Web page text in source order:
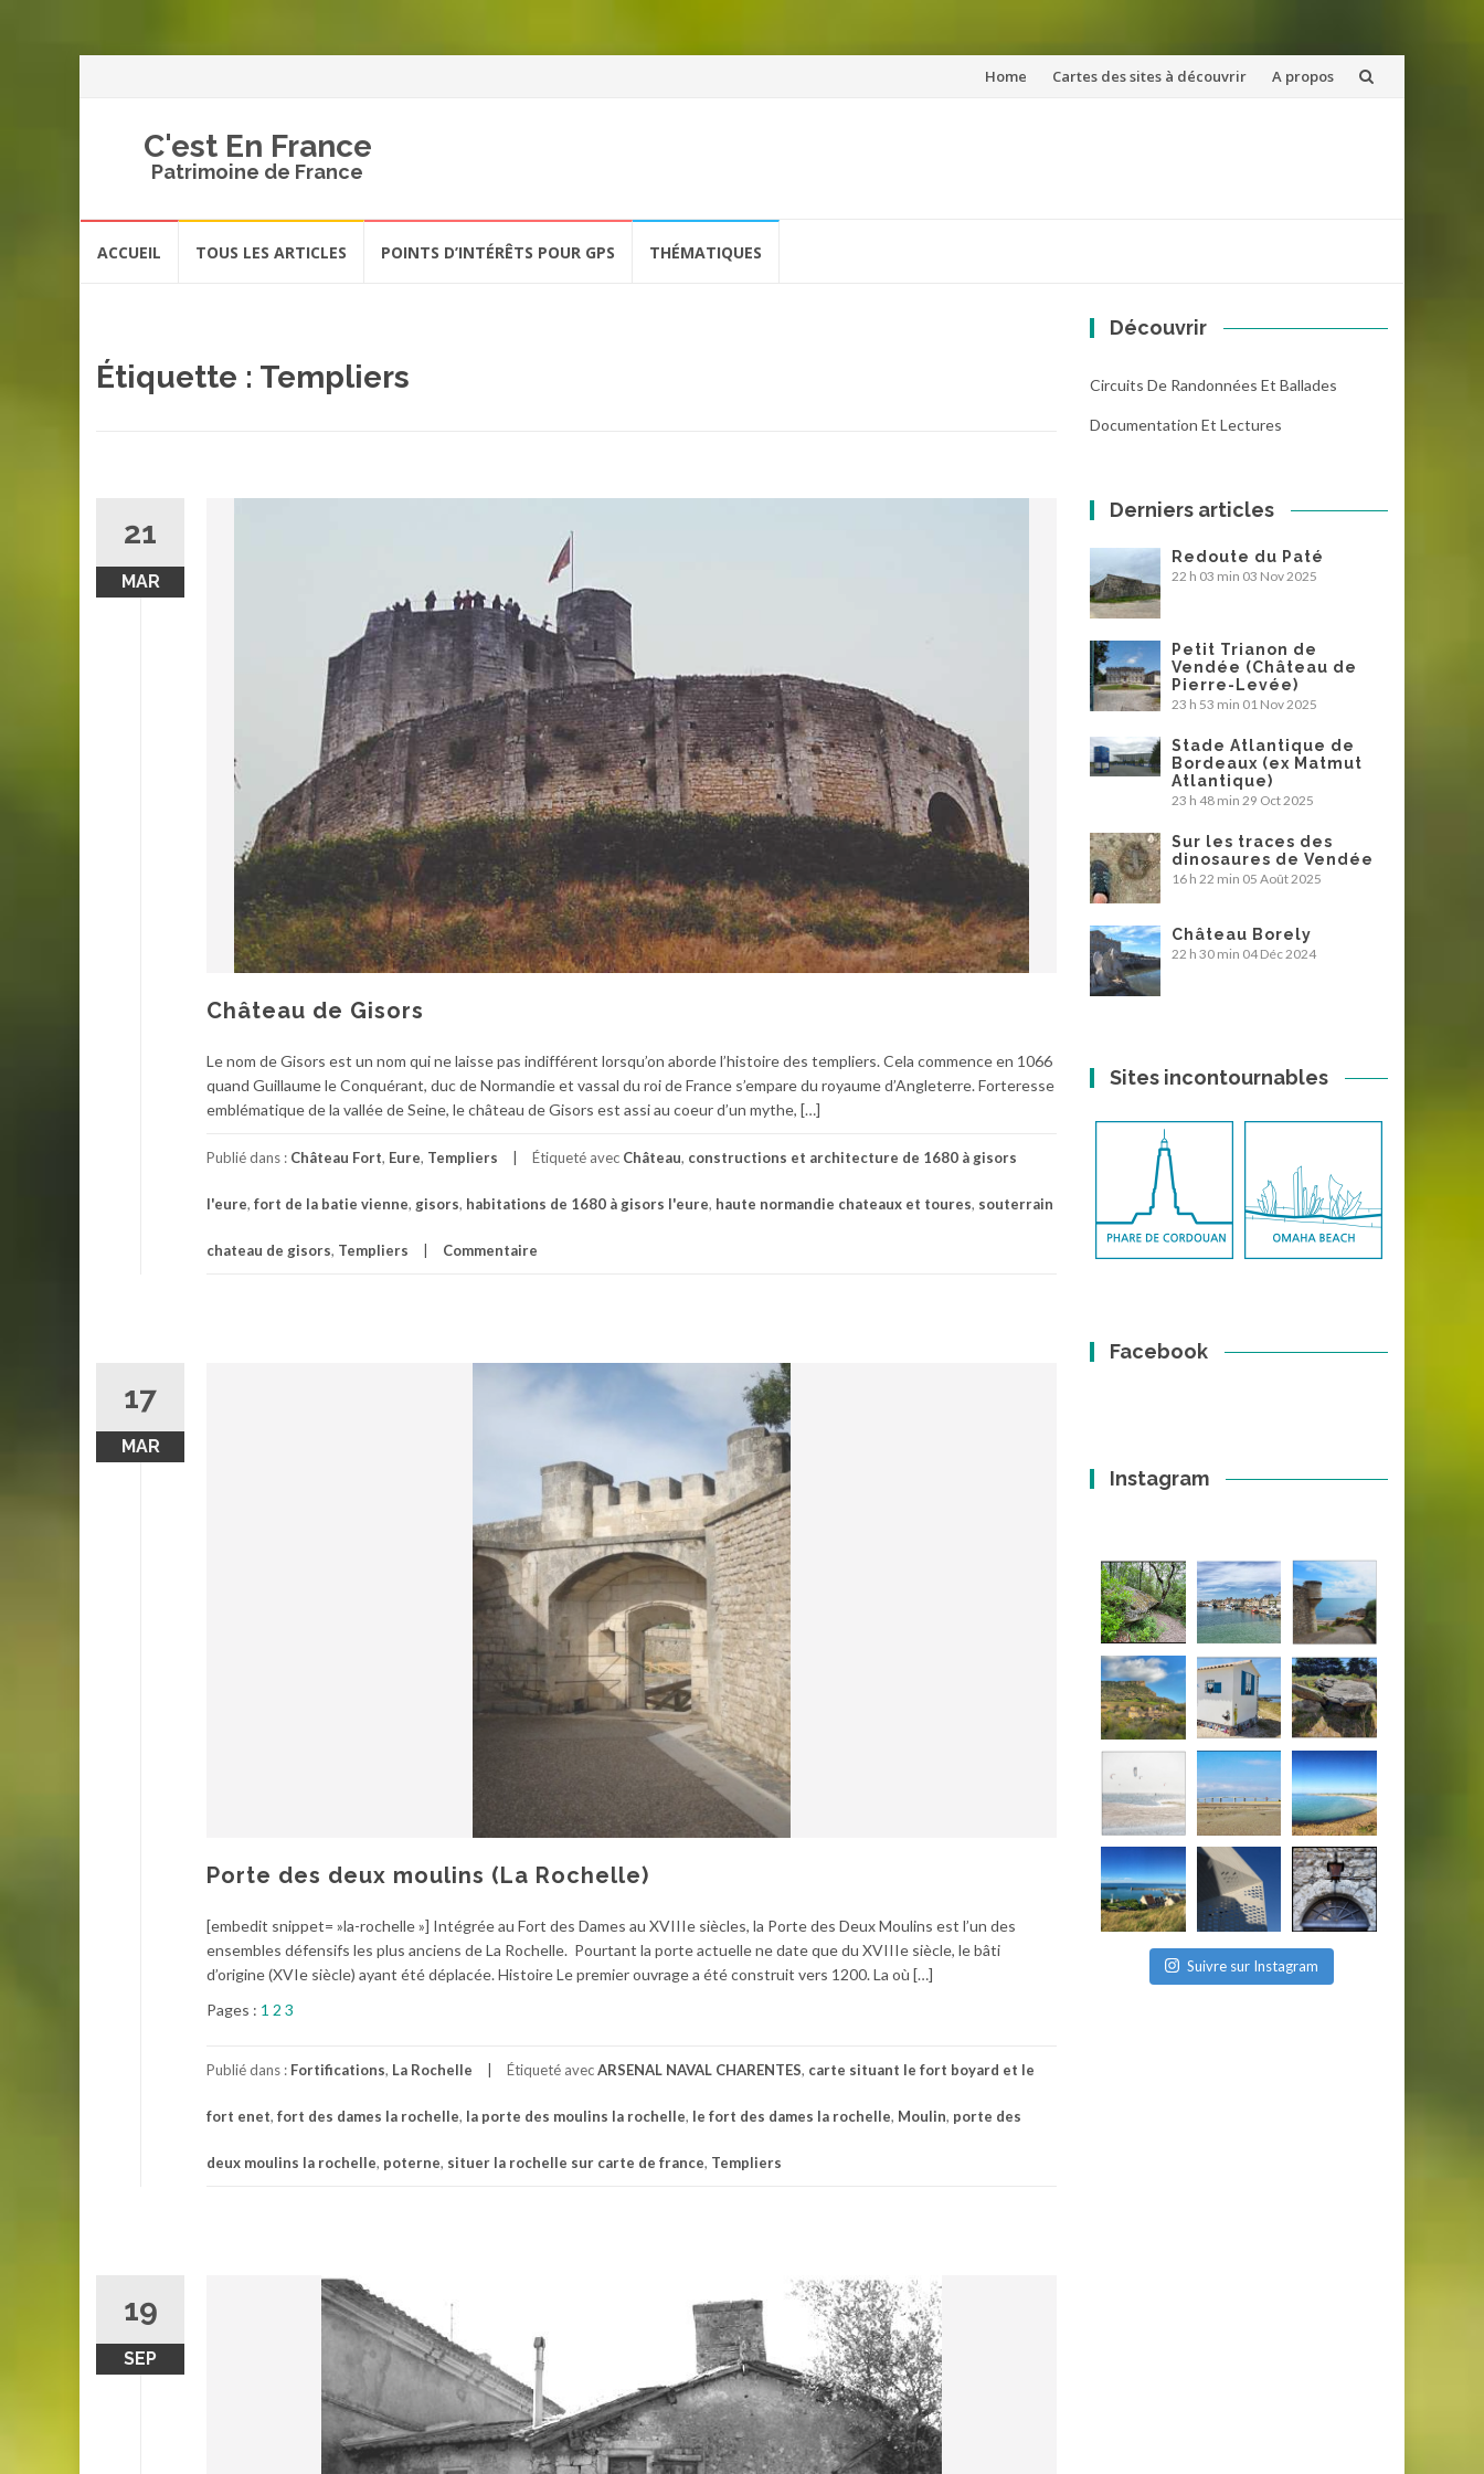
Aller
Home Cartes des sites à découvrir A propos
C'est En France
Patrimoine de France
ACCUEIL TOUS LES ARTICLES POINTS D’INTÉRÊTS POUR GPS THÉMATIQUES
Étiquette : Templiers
21
MAR
Château de Gisors
Le nom de Gisors est un nom qui ne laisse pas indifférent lorsqu’on aborde l’histoire des templiers. Cela commence en 1066
quand Guillaume le Conquérant, duc de Normandie et vassal du roi de France s’empare du royaume d’Angleterre. Forteresse
emblématique de la vallée de Seine, le château de Gisors est assi au coeur d’un mythe, […]
Publié dans : Château Fort, Eure, Templiers Étiqueté avec Château, constructions et architecture de 1680 à gisors
l'eure, fort de la batie vienne, gisors, habitations de 1680 à gisors l'eure, haute normandie chateaux et toures, souterrain
chateau de gisors, Templiers Commentaire
17
MAR
Porte des deux moulins (La Rochelle)
[embedit snippet= »la-rochelle »] Intégrée au Fort des Dames au XVIIIe siècles, la Porte des Deux Moulins est l’un des
ensembles défensifs les plus anciens de La Rochelle. Pourtant la porte actuelle ne date que du XVIIIe siècle, le bâti
d’origine (XVIe siècle) ayant été déplacée. Histoire Le premier ouvrage a été construit vers 1200. La où […]
Pages : 1 2 3
Publié dans : Fortifications, La Rochelle Étiqueté avecARSENAL NAVAL CHARENTES, carte situant le fort boyard et le
fort enet, fort des dames la rochelle, la porte des moulins la rochelle, le fort des dames la rochelle, Moulin, porte des
deux moulins la rochelle, poterne, situer la rochelle sur carte de france, Templiers
19
SEP
Découvrir
Circuits De Randonnées Et Ballades
Documentation Et Lectures
Derniers articles
Redoute du Paté
22 h 03 min 03 Nov 2025
Petit Trianon de
Vendée (Château de
Pierre-Levée)
23 h 53 min 01 Nov 2025
Stade Atlantique de
Bordeaux (ex Matmut
Atlantique)
23 h 48 min 29 Oct 2025
Sur les traces des
dinosaures de Vendée
16 h 22 min 05 Août 2025
Château Borely
22 h 30 min 04 Déc 2024
Sites incontournables
Facebook
Instagram
Suivre sur Instagram